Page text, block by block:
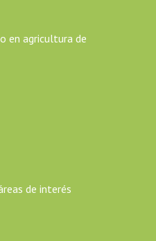
en agricultura de
de interés